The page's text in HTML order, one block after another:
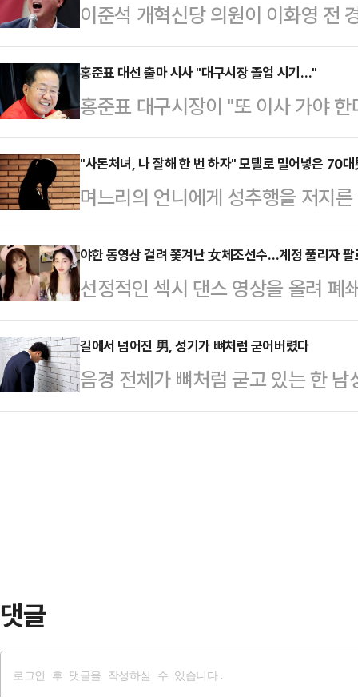
이준석 개혁신당 의원이 이화영 전
대선을 함께 언급하며 이재명 더불
분뇨차 오는 상황이라고 비유할까
의 페이스북에 "최근 나온 이화영
선의 의미와 관해 많은 시사점을 안
의 무단 통치와 망상 계엄이 문제가
핵이 진행되는 상황"이라며 "그 빈
의가 2심까지 인정된 사람…
홍준표 대선 출마 시사 "대구시장 졸업 시기…"
홍준표 대구시장이 "또 이사 가야
권 도전을 시사하는 듯한 발언을
"Nomad(유목민) 인생이다. 태어
고 돌아 제자리로 왔다고 생각했는
숭숭하다"고 말했다.이어 "어차피
으로 대구혁신 100플러스 1을 압축
빨라질 수 있다는 생각이 들면서
피 선출직은 한…
"사돈처녀, 나 잘해 한 번 하자" 모텔로 밀어넣은 70
며느리의 언니에게 성추행을 저지
지고 있다.17일 JTBC '사건반장'은
뒤 정신적 충격으로 직장을 잃고
의 사연을 다뤘다.A씨에 따르면 가
왕래가 잦았다고. A씨도 사돈댁과
는 발언으로 점차 거리를 두게 됐다
동생의 시아버지 B씨는 A씨에게 "
라고 말했다…
야한 동영상 걸려 쫓겨난 女체조선수…계정 풀리자
선정적인 섹시 댄스 영상을 올려 폐
(SNS) 계정이 복원된 지 단 하루
(현지 시각) 홍콩 사우스차이나모
선수권 대회에 중국 체조대표팀 자
승한 전적이 있는 우 리우팡(30)
길에서 넘어진 男, 성기가 뼈처럼 굳어버렸다
음경 전체가 뼈처럼 굳고 있는 한
각) 뉴욕포스트에 따르면 미국인
댓글